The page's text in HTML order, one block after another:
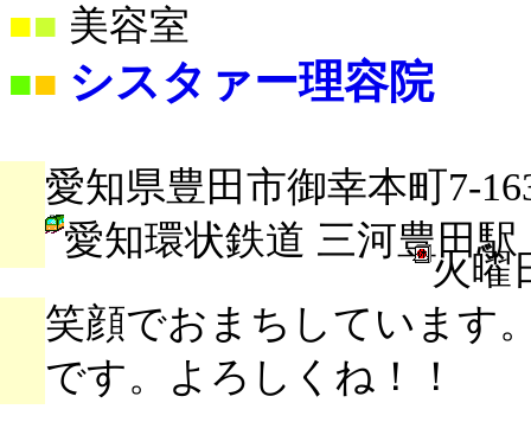
■ 美容室
■■ シスタァー理容院
愛知県豊田市御幸本町7-
愛知環状鉄道 三河豊田駅
火曜
笑顔でおまちしています
です。よろしくね！！